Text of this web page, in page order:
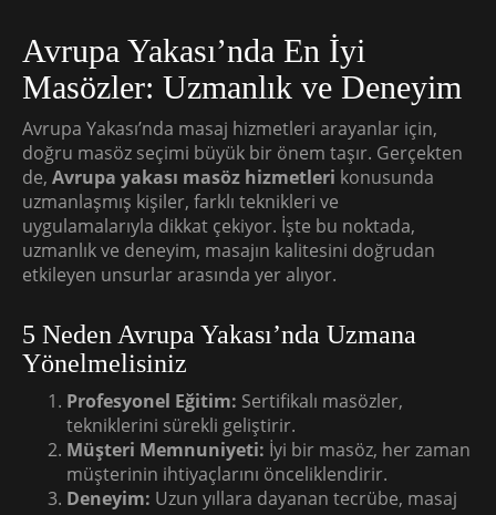
Avrupa Yakası’nda En İyi
Masözler: Uzmanlık ve Deneyim
Avrupa Yakası’nda masaj hizmetleri arayanlar için,
doğru masöz seçimi büyük bir önem taşır. Gerçekten
de, Avrupa yakası masöz hizmetleri konusunda
uzmanlaşmış kişiler, farklı teknikleri ve
uygulamalarıyla dikkat çekiyor. İşte bu noktada,
uzmanlık ve deneyim, masajın kalitesini doğrudan
etkileyen unsurlar arasında yer alıyor.
5 Neden Avrupa Yakası’nda Uzmana
Yönelmelisiniz
Profesyonel Eğitim: Sertifikalı masözler,
tekniklerini sürekli geliştirir.
Müşteri Memnuniyeti: İyi bir masöz, her zaman
müşterinin ihtiyaçlarını önceliklendirir.
Deneyim: Uzun yıllara dayanan tecrübe, masaj